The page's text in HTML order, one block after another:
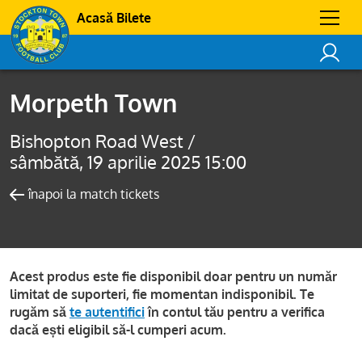
Acasă Bilete
Morpeth Town
Bishopton Road West /
sâmbătă, 19 aprilie 2025 15:00
înapoi la match tickets
Acest produs este fie disponibil doar pentru un număr
limitat de suporteri, fie momentan indisponibil. Te
rugăm să te autentificiîn contul tău pentru a verifica
dacă ești eligibil să-l cumperi acum.